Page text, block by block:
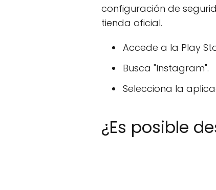
configuración de
tienda oficial.
Accede a la Play
Busca "Instagram".
Selecciona la
¿Es posible